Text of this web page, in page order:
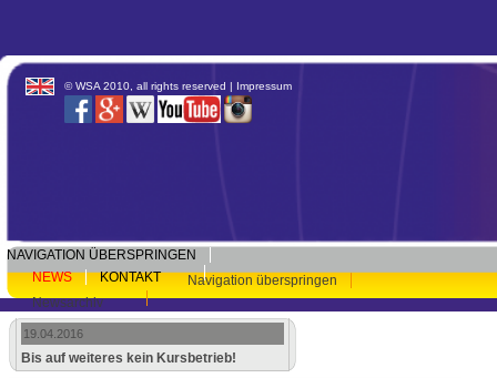
© WSA 2010, all rights reserved | Impressum
NAVIGATION ÜBERSPRINGEN
NEWS
KONTAKT
Navigation überspringen
Newsarchiv
19.04.2016
Bis auf weiteres kein Kursbetrieb!